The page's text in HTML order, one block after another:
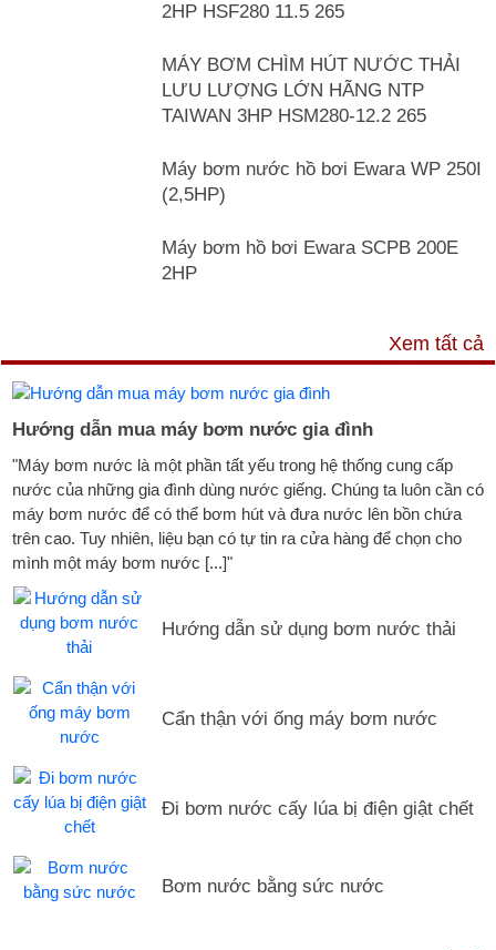
2HP HSF280 11.5 265
MÁY BƠM CHÌM HÚT NƯỚC THẢI
LƯU LƯỢNG LỚN HÃNG NTP
TAIWAN 3HP HSM280-12.2 265
Máy bơm nước hồ bơi Ewara WP 250I
(2,5HP)
Máy bơm hồ bơi Ewara SCPB 200E
2HP
Xem tất cả
Hướng dẫn mua máy bơm nước gia đình
"Máy bơm nước là một phần tất yếu trong hệ thống cung cấp
nước của những gia đình dùng nước giếng. Chúng ta luôn cần có
máy bơm nước để có thể bơm hút và đưa nước lên bồn chứa
trên cao. Tuy nhiên, liệu bạn có tự tin ra cửa hàng để chọn cho
mình một máy bơm nước [...]"
Hướng dẫn sử dụng bơm nước thải
Cẩn thận với ống máy bơm nước
Đi bơm nước cấy lúa bị điện giật chết
Bơm nước bằng sức nước